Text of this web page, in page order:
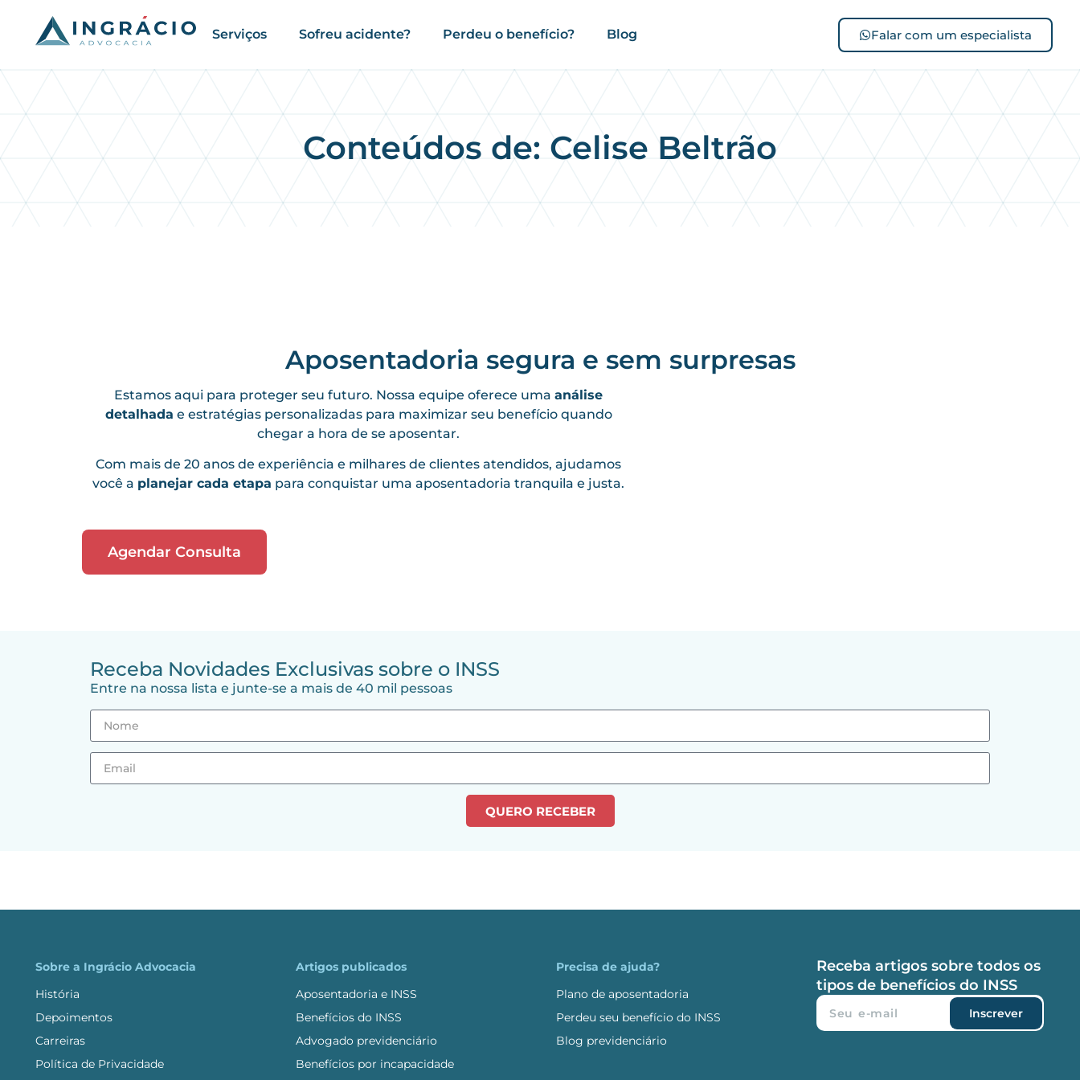
Serviços Sofreu acidente? Perdeu o benefício? Blog Falar com um especialista
Conteúdos de: Celise Beltrão
Aposentadoria segura e sem surpresas
Estamos aqui para proteger seu futuro. Nossa equipe oferece umaanálise
detalhada e estratégias personalizadas para maximizar seu benefício quando
chegar a hora de se aposentar.
Com mais de 20 anos de experiência e milhares de clientes atendidos, ajudamos
você a planejar cada etapa para conquistar uma aposentadoria tranquila e justa.
Agendar Consulta
Receba Novidades Exclusivas sobre o INSS
Entre na nossa lista e junte-se a mais de 40 mil pessoas
QUERO RECEBER
Sobre a Ingrácio Advocacia
História
Depoimentos
Carreiras
Política de Privacidade
Artigos publicados
Aposentadoria e INSS
Benefícios do INSS
Advogado previdenciário
Benefícios por incapacidade
Precisa de ajuda?
Plano de aposentadoria
Perdeu seu benefício do INSS
Blog previdenciário
Receba artigos sobre todos os
tipos de benefícios do INSS
Inscrever